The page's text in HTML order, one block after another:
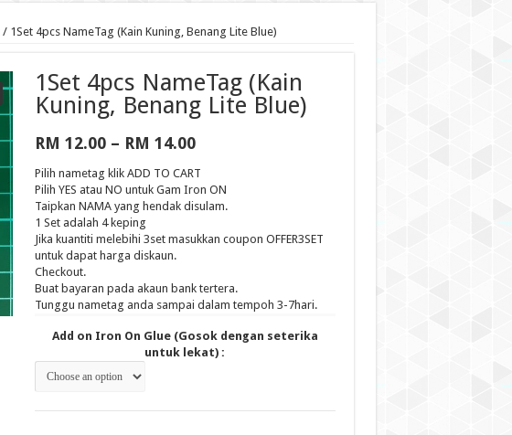
/ 1Set 4pcs NameTag (Kain Kuning, Benang Lite Blue)
1Set 4pcs NameTag (Kain
Kuning, Benang Lite Blue)
RM 12.00 – RM 14.00Price
RM 12.00
through
RM 14.00
Pilih nametag klik ADD TO CART
Pilih YES atau NO untuk Gam Iron ON
Taipkan NAMA yang hendak disulam.
1 Set adalah 4 keping
Jika kuantiti melebihi 3set masukkan coupon OFFER3SET
untuk dapat harga diskaun.
Checkout.
Buat bayaran pada akaun bank tertera.
Tunggu nametag anda sampai dalam tempoh 3-7hari.
Add on Iron On Glue (Gosok dengan seterika
untuk lekat) :